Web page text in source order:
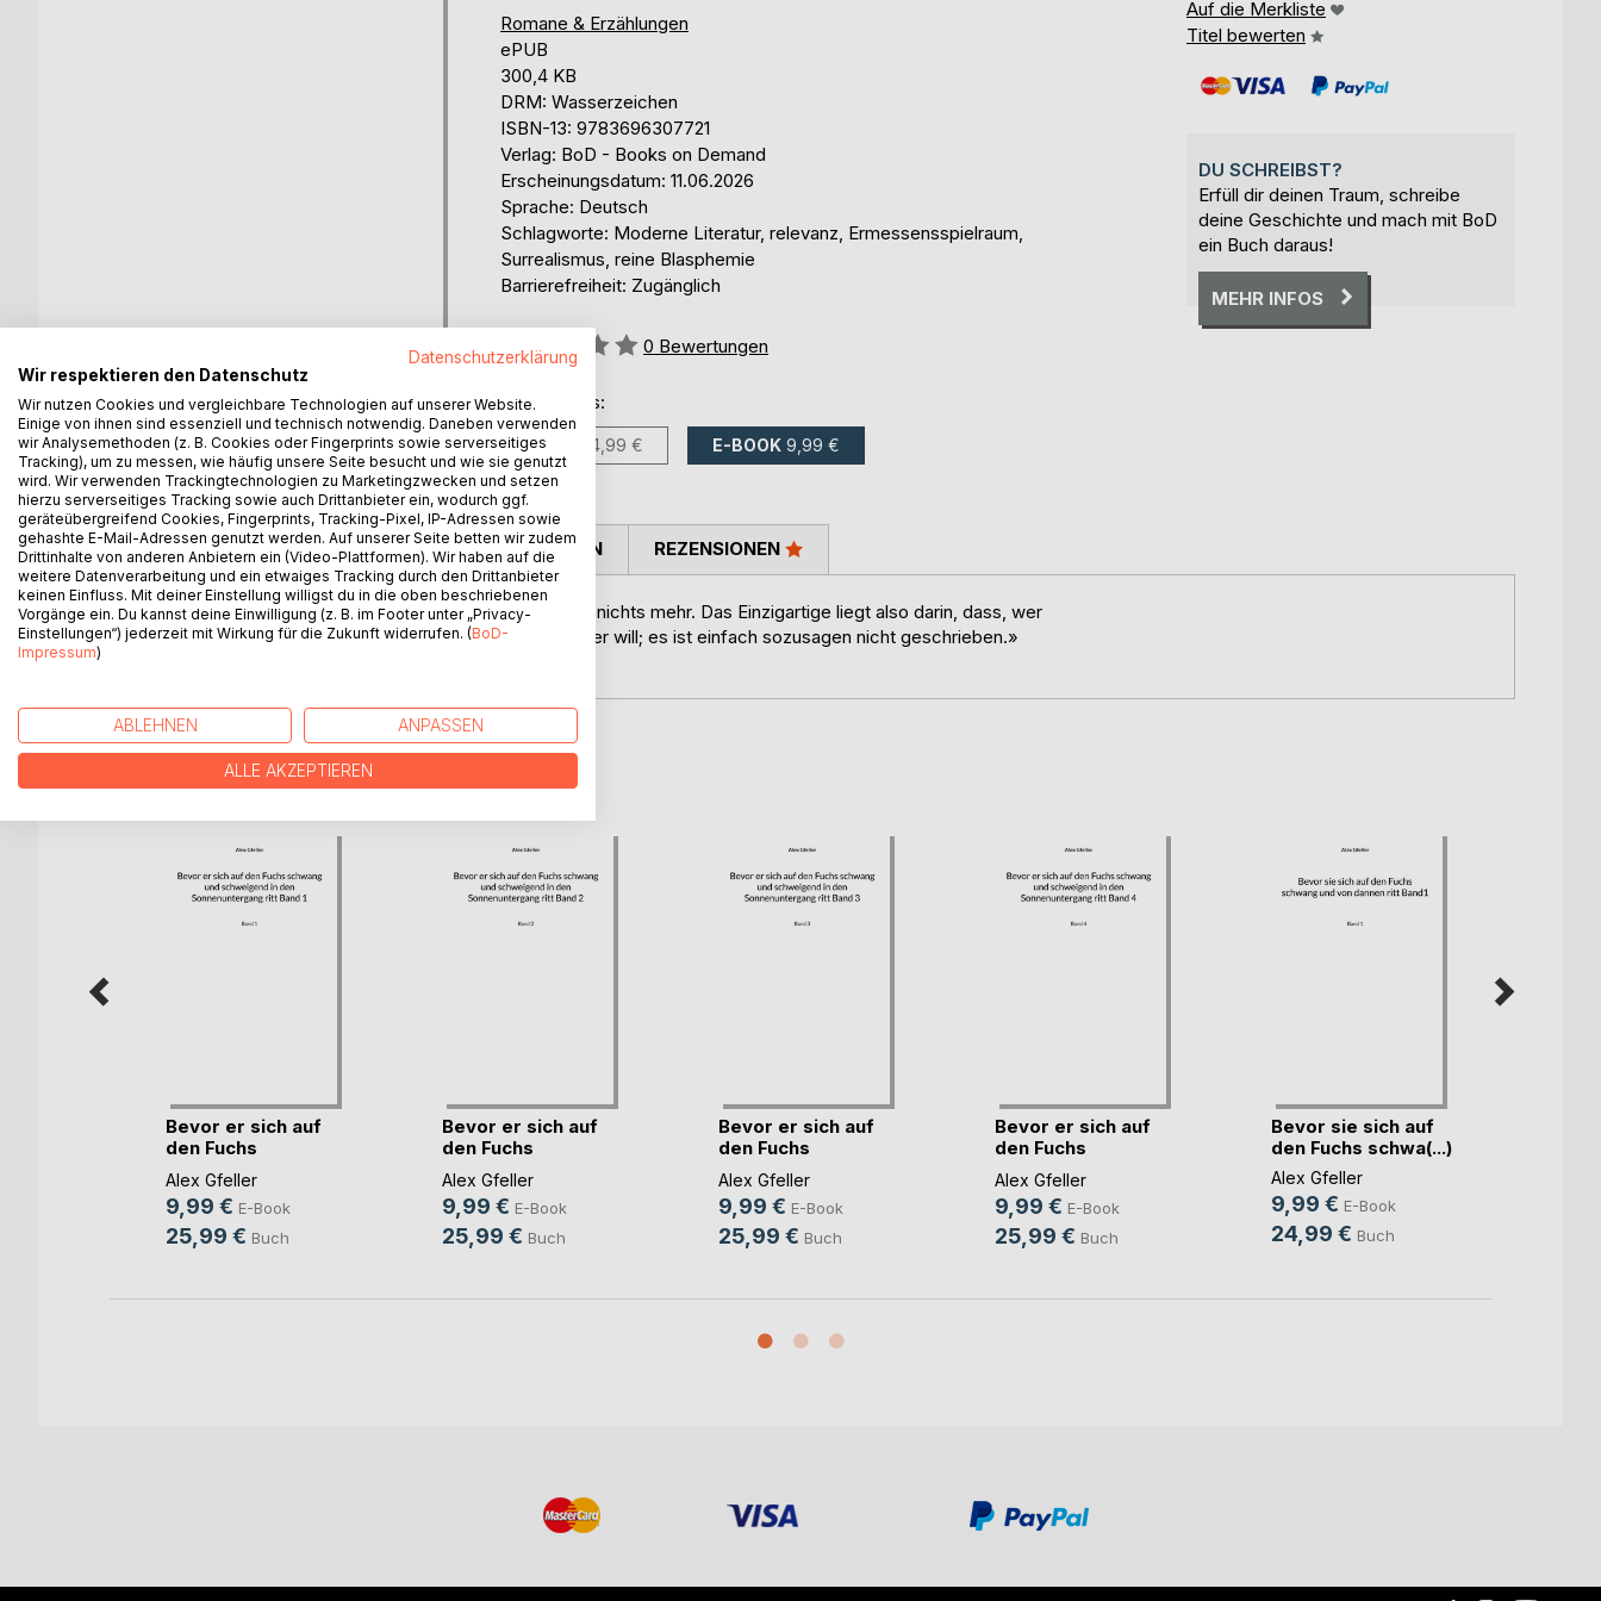
Romane & Erzählungen
ePUB
300,4 KB
DRM: Wasserzeichen
ISBN-13: 9783696307721
Verlag: BoD - Books on Demand
Erscheinungsdatum: 11.06.2026
Sprache: Deutsch
Schlagworte: Moderne Literatur, relevanz, Ermessensspielraum,
Surrealismus, reine Blasphemie
Barrierefreiheit: Zugänglich
Bewertung::
0%
0 Bewertungen
erhältlich als:
BUCH 24,99 € E-BOOK 9,99 €
Auf die Merkliste
Titel bewerten
DU SCHREIBST?
Erfüll dir deinen Traum, schreibe
deine Geschichte und mach mit BoD
ein Buch daraus!
MEHR INFOS
BESCHREIBUNG
«Jenseits der Literatur und der Unterhaltungsliteratur liegt nichts mehr. Das Einzigartige liegt also darin, dass, wer
jenseits ist, nicht mehr schreibt, er mag schreiben, soviel er will; es ist einfach sozusagen nicht geschrieben.»
AUTOR/IN PRESSESTIMMEN REZENSIONEN
WEITERE TITEL BEIBoD
Bevor er sich auf
den Fuchs
schwan(...)
Alex Gfeller
9,99 € E-Book
25,99 € Buch
Bevor er sich auf
den Fuchs
schwan(...)
Alex Gfeller
9,99 € E-Book
25,99 € Buch
Bevor er sich auf
den Fuchs
schwan(...)
Alex Gfeller
9,99 € E-Book
25,99 € Buch
Bevor er sich auf
den Fuchs
schwan(...)
Alex Gfeller
9,99 € E-Book
25,99 € Buch
Bevor sie sich auf
den Fuchs schwa(...)
Alex Gfeller
9,99 € E-Book
24,99 € Buch
Datenschutzerklärung
Wir respektieren den Datenschutz
Wir nutzen Cookies und vergleichbare Technologien auf unserer Website.
Einige von ihnen sind essenziell und technisch notwendig. Daneben verwenden
wir Analysemethoden (z. B. Cookies oder Fingerprints sowie serverseitiges
Tracking), um zu messen, wie häufig unsere Seite besucht und wie sie genutzt
wird. Wir verwenden Trackingtechnologien zu Marketingzwecken und setzen
hierzu serverseitiges Tracking sowie auch Drittanbieter ein, wodurch ggf.
geräteübergreifend Cookies, Fingerprints, Tracking-Pixel, IP-Adressen sowie
gehashte E-Mail-Adressen genutzt werden. Auf unserer Seite betten wir zudem
Drittinhalte von anderen Anbietern ein (Video-Plattformen). Wir haben auf die
weitere Datenverarbeitung und ein etwaiges Tracking durch den Drittanbieter
keinen Einfluss. Mit deiner Einstellung willigst du in die oben beschriebenen
Vorgänge ein. Du kannst deine Einwilligung (z. B. im Footer unter „Privacy-
Einstellungen“) jederzeit mit Wirkung für die Zukunft widerrufen. (BoD-
Impressum)
ABLEHNEN ANPASSEN
ALLE AKZEPTIEREN